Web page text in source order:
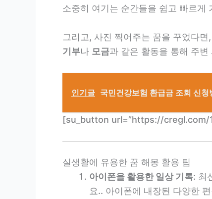
소중히 여기는 순간들을 쉽고 빠르게
그리고, 사진 찍어주는 꿈을 꾸었다
기부나 모금과 같은 활동을 통해 주
인기글 국민건강보험 환급금 조회 신청
[su_button url=”https://cregl.com/
실생활에 유용한 꿈 해몽 활용 팁
아이폰을 활용한 일상 기록: 최
요.. 아이폰에 내장된 다양한